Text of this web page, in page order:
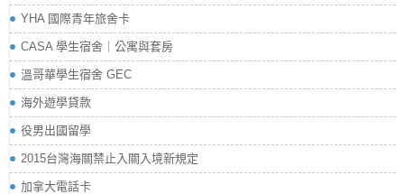
YHA 國際青年旅舍卡
CASA 學生宿舍｜公寓與套房
溫哥華學生宿舍 GEC
海外遊學貸款
役男出國留學
2015台灣海關禁止入關入境新規定
加拿大電話卡